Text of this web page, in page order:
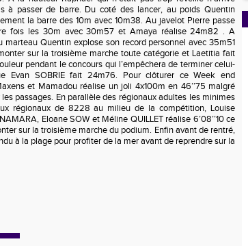
à passer de barre. Du coté des lancer, au poids Quentin
la barre des 10m avec 10m38. Au javelot Pierre passe
fois les 30m avec 30m57 et Amaya réalise 24m82 . A
marteau Quentin explose son record personnel avec 35m51
sur la troisième marche toute catégorie et Laetitia fait
pendant le concours qui l’empêchera de terminer celui-
Evan SOBRIE fait 24m76. Pour clôturer ce Week end
et Mamadou réalise un joli 4x100m en 46’’75 malgré
passages. En parallèle des régionaux adultes les minimes
régionaux de 8228 au milieu de la compétition, Louise
Eloane SOW et Méline QUILLET réalise 6’08’’10 ce
sur la troisième marche du podium. Enfin avant de rentré,
à la plage pour profiter de la mer avant de reprendre sur la